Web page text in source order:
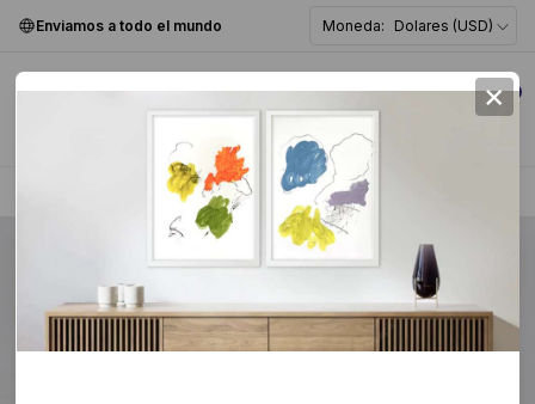
Enviamos a todo el mundo Moneda: Dolares (USD)
0
Abstracta >
×